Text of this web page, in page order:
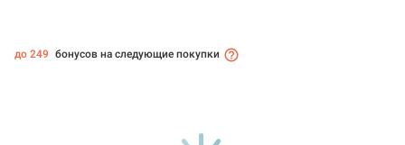
до 249 бонусов на следующие покупки